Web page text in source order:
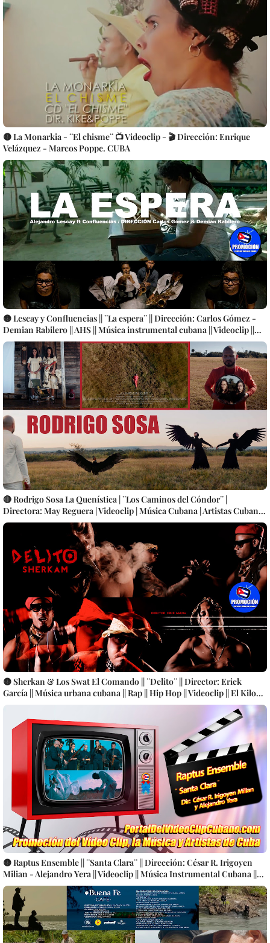
🟡 La Monarkia - ¨El chisme¨ 📺 Videoclip - 🎬 Dirección: Enrique
Velázquez - Marcos Poppe. CUBA
🟡 Lescay y Confluencias || ¨La espera¨ || Dirección: Carlos Gómez -
Demian Rabilero || AHS || Música instrumental cubana || Videoclip ||
CUBA
🔴 Rodrigo Sosa La Quenística | ¨Los Caminos del Cóndor¨ |
Directora: May Reguera | Videoclip | Música Cubana | Artistas Cubanos
| Instrumental | CUBA
🟡 Sherkan & Los Swat El Comando || ¨Delito¨ || Director: Erick
García || Música urbana cubana || Rap || Hip Hop || Videoclip || El Kilo
Producciones || CUBA
🟡 Raptus Ensemble || ¨Santa Clara¨ || Dirección: César R. Irigoyen
Milian - Alejandro Yera || Videoclip || Música Instrumental Cubana ||
Producciones Colibrí || CUBA